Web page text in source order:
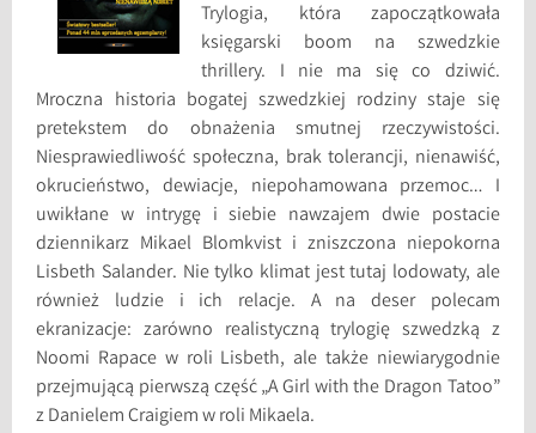
Trylogia, która zapoczątkowała
księgarski boom na szwedzkie
thrillery. I nie ma się co dziwić.
Mroczna historia bogatej szwedzkiej rodziny staje się
pretekstem do obnażenia smutnej rzeczywistości.
Niesprawiedliwość społeczna, brak tolerancji, nienawiść,
okrucieństwo, dewiacje, niepohamowana przemoc… I
uwikłane w intrygę i siebie nawzajem dwie postacie
dziennikarz Mikael Blomkvist i zniszczona niepokorna
Lisbeth Salander. Nie tylko klimat jest tutaj lodowaty, ale
również ludzie i ich relacje. A na deser polecam
ekranizacje: zarówno realistyczną trylogię szwedzką z
Noomi Rapace w roli Lisbeth, ale także niewiarygodnie
przejmującą pierwszą część „A Girl with the Dragon Tatoo”
z Danielem Craigiem w roli Mikaela.